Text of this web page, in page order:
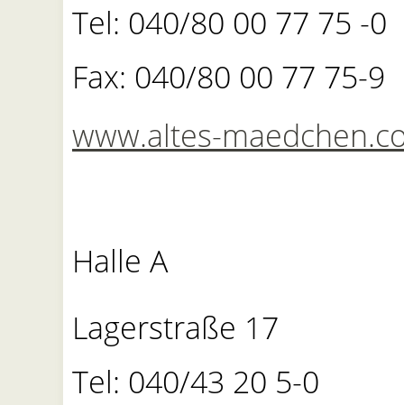
Tel: 040/80 00 77 75 -0
Fax: 040/80 00 77 75-9
www.altes-
Halle A
Lagerstraße 17
Tel: 040/43 20 5-0